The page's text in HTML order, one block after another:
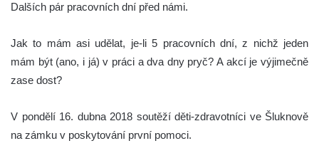
Dalších pár pracovních dní před námi.
Jak to mám asi udělat, je-li 5 pracovních dní, z nichž jeden
mám být (ano, i já) v práci a dva dny pryč? A akcí je výjimečně
zase dost?
V pondělí 16. dubna 2018 soutěží děti-zdravotníci ve Šluknově
na zámku v poskytování první pomoci.